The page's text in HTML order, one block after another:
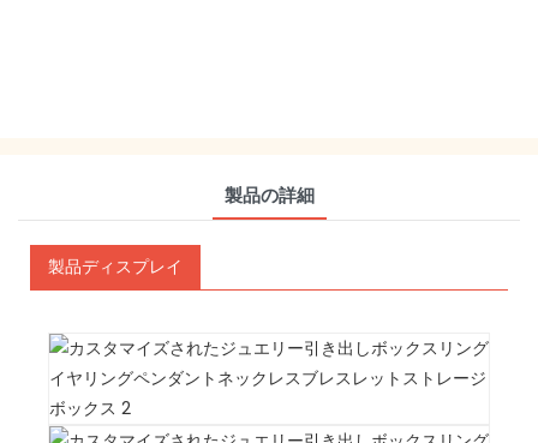
製品の詳細
製品ディスプレイ